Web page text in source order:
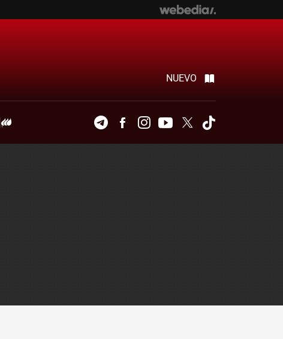
NUEVO
TelegramFacebookInstagramYoutubeTwitter